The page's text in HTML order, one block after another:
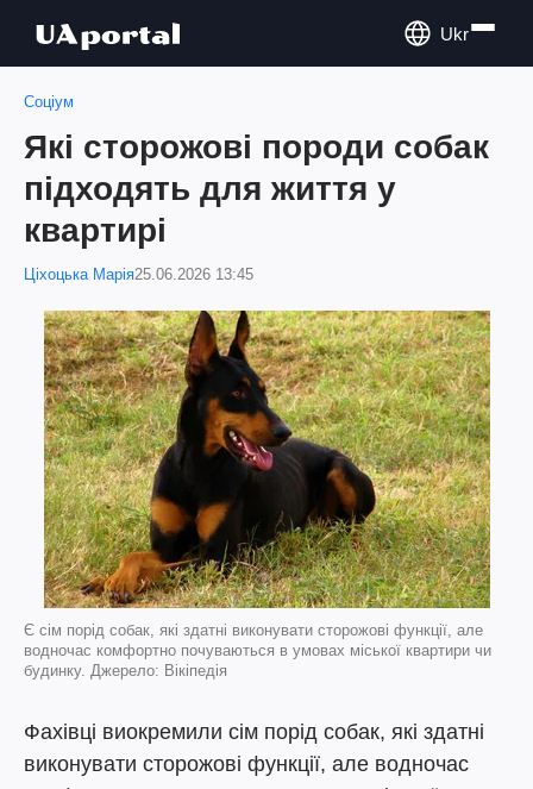
Ukr
Соціум
Які сторожові породи собак
підходять для життя у
квартирі
Ціхоцька Марія25.06.2026 13:45
Є сім порід собак, які здатні виконувати сторожові функції, але
водночас комфортно почуваються в умовах міської квартири чи
будинку. Джерело: Вікіпедія
Фахівці виокремили сім порід собак, які здатні
виконувати сторожові функції, але водночас